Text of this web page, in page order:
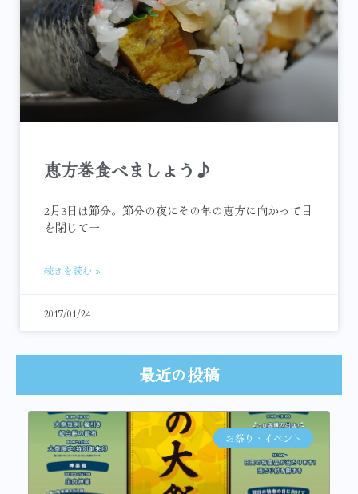
恵方巻食べましょう♪
2月3日は節分。節分の夜にその年の恵方に向かって目
を閉じて一
続きを読む »
2017/01/24
最近の投稿
お祭り・イベント